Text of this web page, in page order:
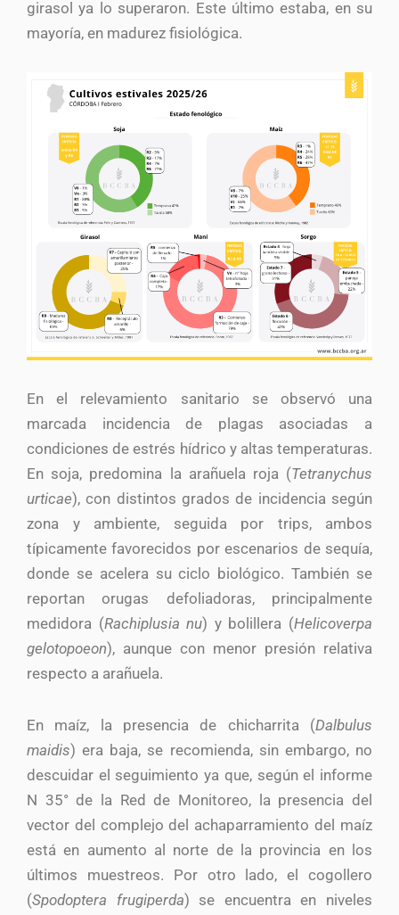
girasol ya lo superaron. Este último estaba, en su
mayoría, en madurez fisiológica.
En el relevamiento sanitario se observó una
marcada incidencia de plagas asociadas a
condiciones de estrés hídrico y altas temperaturas.
En soja, predomina la arañuela roja (Tetranychus
urticae), con distintos grados de incidencia según
zona y ambiente, seguida por trips, ambos
típicamente favorecidos por escenarios de sequía,
donde se acelera su ciclo biológico. También se
reportan orugas defoliadoras, principalmente
medidora (Rachiplusia nu) y bolillera (Helicoverpa
gelotopoeon), aunque con menor presión relativa
respecto a arañuela.
En maíz, la presencia de chicharrita (Dalbulus
maidis) era baja, se recomienda, sin embargo, no
descuidar el seguimiento ya que, según el informe
N 35° de la Red de Monitoreo, la presencia del
vector del complejo del achaparramiento del maíz
está en aumento al norte de la provincia en los
últimos muestreos. Por otro lado, el cogollero
(Spodoptera frugiperda) se encuentra en niveles